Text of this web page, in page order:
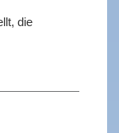
die